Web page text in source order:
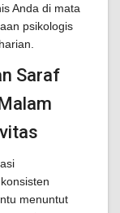
Anda di mata
psikologis
Saraf
menuntut